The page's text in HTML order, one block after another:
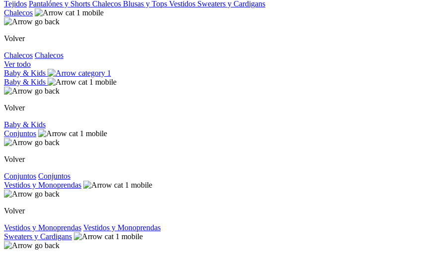
Tejidos Pantalónes y Shorts Chalecos Blusas y Tops Vestidos Sweaters y Cardigans
Chalecos
Volver
Chalecos Chalecos
Ver todo
Baby & Kids
Baby & Kids
Volver
Baby & Kids
Conjuntos
Volver
Conjuntos Conjuntos
Vestidos y Monoprendas
Volver
Vestidos y Monoprendas Vestidos y Monoprendas
Sweaters y Cardigans